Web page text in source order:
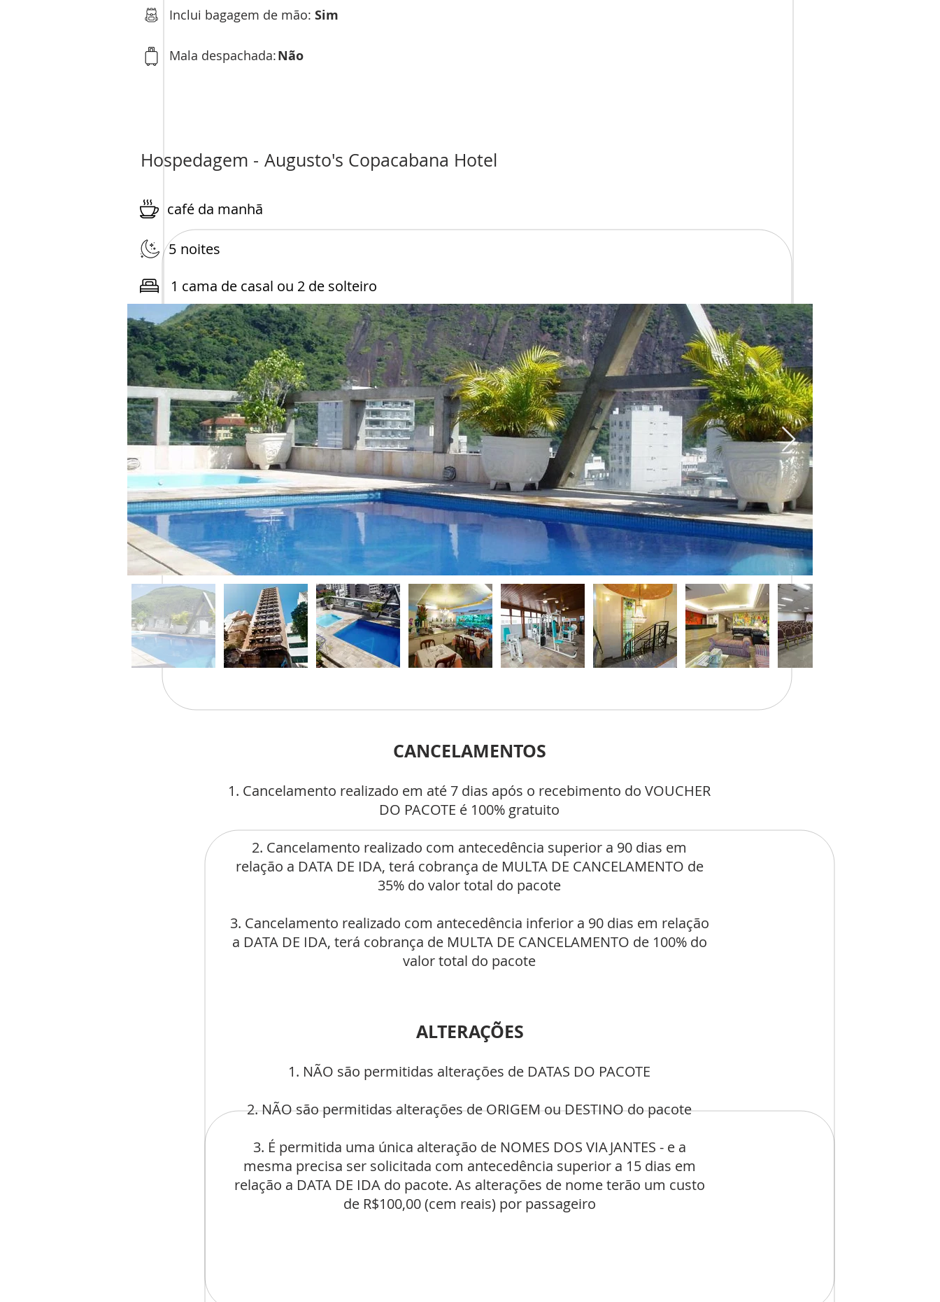
Inclui bagagem de mão: Sim
Mala despachada:Não
Hospedagem -
café da manhã
5 noites
Augusto's Copacabana Hotel
1 cama de casal ou 2 de solteiro
CANCELAMENTOS
1. Cancelamento realizado em até 7 dias após o recebimento do VOUCHER
DO PACOTE é 100% gratuito
2. Cancelamento realizado com antecedência superior a 90 dias em
relação a DATA DE IDA, terá cobrança de MULTA DE CANCELAMENTO de
35% do valor total do pacote
3. Cancelamento realizado com antecedência inferior a 90 dias em relação
a DATA DE IDA, terá cobrança de MULTA DE CANCELAMENTO de 100% do
valor total do pacote
ALTERAÇÕES
1. NÃO são permitidas alterações de DATAS DO PACOTE
2. NÃO são permitidas alterações de ORIGEM ou DESTINO do pacote
3. É permitida uma única alteração de NOMES DOS VIAJANTES - e a
mesma precisa ser solicitada com antecedência superior a 15 dias em
relação a DATA DE IDA do pacote. As alterações de nome terão um custo
de R$100,00 (cem reais) por passageiro